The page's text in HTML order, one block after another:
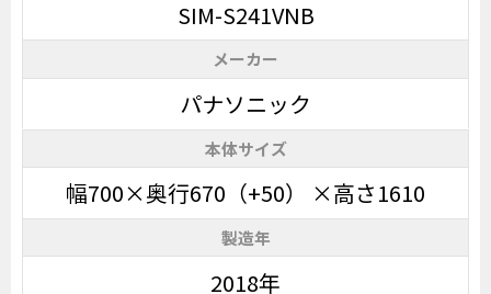
SIM-S241VNB
メーカー
パナソニック
本体サイズ
幅700×奥行670（+50） ×高さ1610
製造年
2018年